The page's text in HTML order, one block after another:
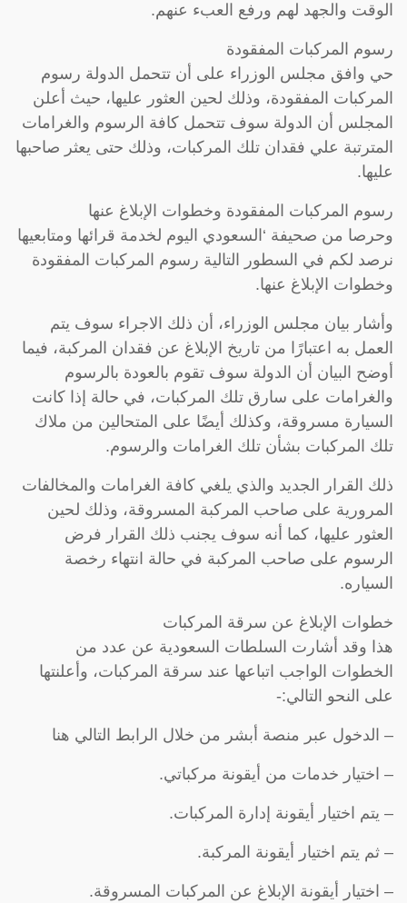
الوقت والجهد لهم ورفع العبء عنهم.
رسوم المركبات المفقودة
حي وافق مجلس الوزراء على أن تتحمل الدولة رسوم
المركبات المفقودة، وذلك لحين العثور عليها، حيث أعلن
المجلس أن الدولة سوف تتحمل كافة الرسوم والغرامات
المترتبة علي فقدان تلك المركبات، وذلك حتى يعثر صاحبها
عليها.
رسوم المركبات المفقودة وخطوات الإبلاغ عنها
وحرصا من صحيفة ‘السعودي اليوم لخدمة قرائها ومتابعيها
نرصد لكم في السطور التالية رسوم المركبات المفقودة
وخطوات الإبلاغ عنها.
وأشار بيان مجلس الوزراء، أن ذلك الاجراء سوف يتم
العمل به اعتبارًا من تاريخ الإبلاغ عن فقدان المركبة، فيما
أوضح البيان أن الدولة سوف تقوم بالعودة بالرسوم
والغرامات على سارق تلك المركبات، في حالة إذا كانت
السيارة مسروقة، وكذلك أيضًا على المتحالين من ملاك
تلك المركبات بشأن تلك الغرامات والرسوم.
ذلك القرار الجديد والذي يلغي كافة الغرامات والمخالفات
المرورية على صاحب المركبة المسروقة، وذلك لحين
العثور عليها، كما أنه سوف يجنب ذلك القرار فرض
الرسوم على صاحب المركبة في حالة انتهاء رخصة
السياره.
خطوات الإبلاغ عن سرقة المركبات
هذا وقد أشارت السلطات السعودية عن عدد من
الخطوات الواجب اتباعها عند سرقة المركبات، وأعلنتها
على النحو التالي:-
– الدخول عبر منصة أبشر من خلال الرابط التالي هنا
– اختيار خدمات من أيقونة مركباتي.
– يتم اختيار أيقونة إدارة المركبات.
– ثم يتم اختيار أيقونة المركبة.
– اختيار أيقونة الإبلاغ عن المركبات المسروقة.